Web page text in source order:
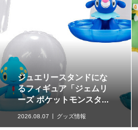
ジュエリースタンドにな
るフィギュア「ジェムリ
ーズ ポケットモンスタ...
2026.08.07 グッズ情報